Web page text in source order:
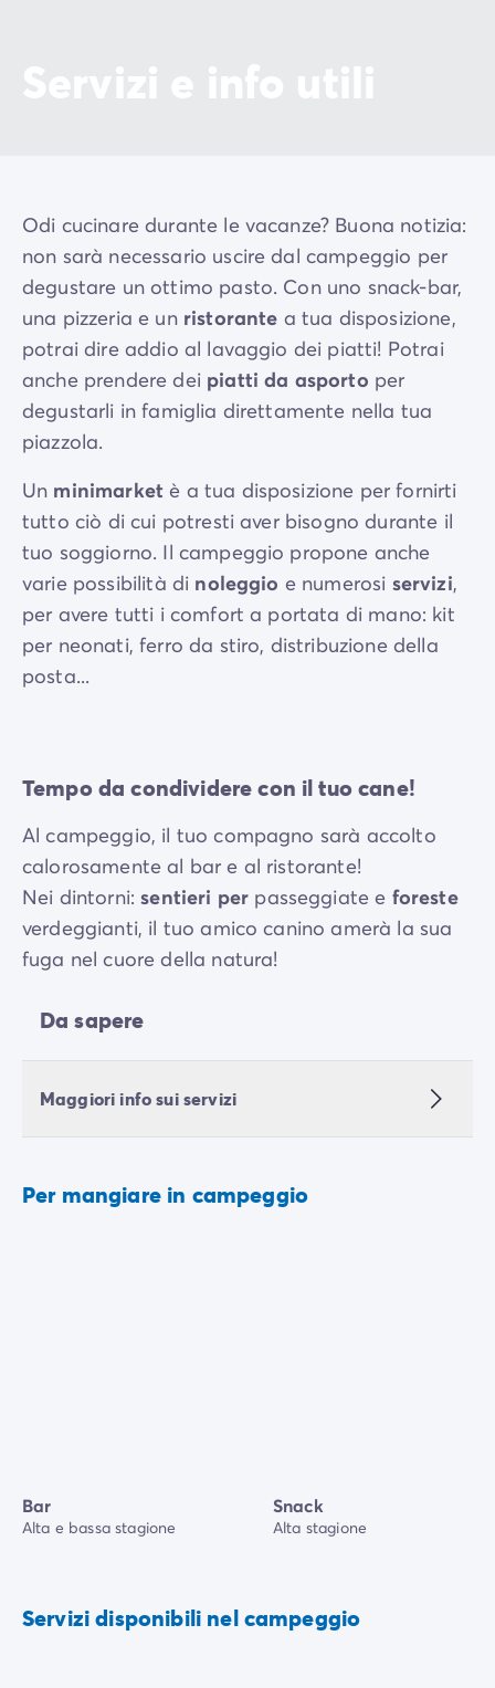
Odi cucinare durante le vacanze? Buona notizia:
non sarà necessario uscire dal campeggio per
degustare un ottimo pasto. Con uno snack-bar,
una pizzeria e un ristorante a tua disposizione,
potrai dire addio al lavaggio dei piatti! Potrai
anche prendere dei piatti da asporto per
degustarli in famiglia direttamente nella tua
piazzola.
Un minimarketè a tua disposizione per fornirti
tutto ciò di cui potresti aver bisogno durante il
tuo soggiorno. Il campeggio propone anche
varie possibilità di noleggio e numerosi servizi,
per avere tutti i comfort a portata di mano: kit
per neonati, ferro da stiro, distribuzione della
posta...
Tempo da condividere con il tuo cane!
Al campeggio, il tuo compagno sarà accolto
calorosamente al bar e al ristorante!
Nei dintorni:sentieri per passeggiate e foreste
verdeggianti, il tuo amico canino amerà la sua
fuga nel cuore della natura!
Da sapere
Maggiori info sui servizi
Per mangiare in campeggio
Bar
Alta e bassa stagione
Snack
Alta stagione
Servizi disponibili nel campeggio